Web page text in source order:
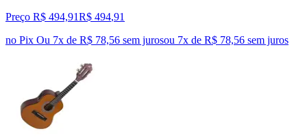
Preço R$ 494,91R$ 494,91
no Pix Ou 7x de R$ 78,56 sem jurosou 7x de R$ 78,56 sem juros